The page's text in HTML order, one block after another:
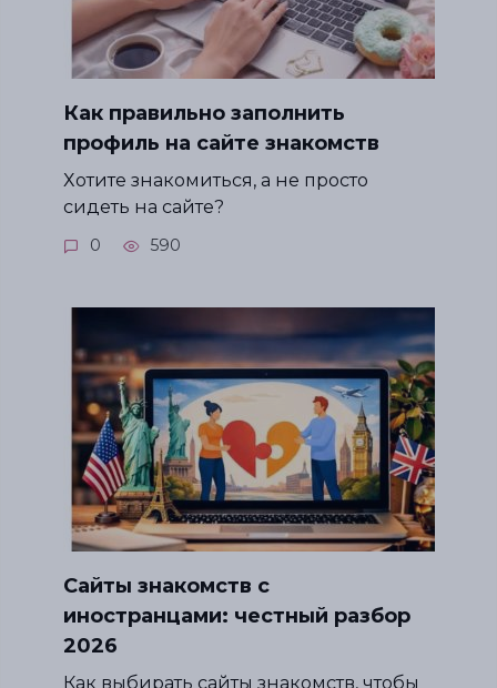
Как правильно заполнить
профиль на сайте знакомств
Хотите знакомиться, а не просто
сидеть на сайте?
0 590
Сайты знакомств с
иностранцами: честный разбор
2026
Как выбирать сайты знакомств, чтобы